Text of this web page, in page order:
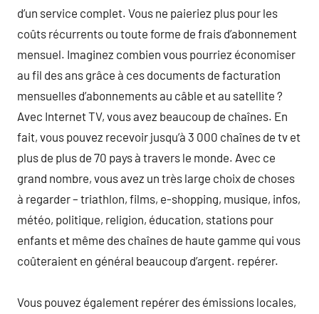
d’un service complet. Vous ne paieriez plus pour les
coûts récurrents ou toute forme de frais d’abonnement
mensuel. Imaginez combien vous pourriez économiser
au fil des ans grâce à ces documents de facturation
mensuelles d’abonnements au câble et au satellite ?
Avec Internet TV, vous avez beaucoup de chaînes. En
fait, vous pouvez recevoir jusqu’à 3 000 chaînes de tv et
plus de plus de 70 pays à travers le monde. Avec ce
grand nombre, vous avez un très large choix de choses
à regarder – triathlon, films, e-shopping, musique, infos,
météo, politique, religion, éducation, stations pour
enfants et même des chaînes de haute gamme qui vous
coûteraient en général beaucoup d’argent. repérer.
Vous pouvez également repérer des émissions locales,